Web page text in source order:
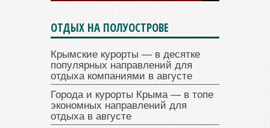
ОТДЫХ НА ПОЛУОСТРОВЕ
Крымские курорты — в десятке
популярных направлений для
отдыха компаниями в августе
Города и курорты Крыма — в топе
экономных направлений для
отдыха в августе